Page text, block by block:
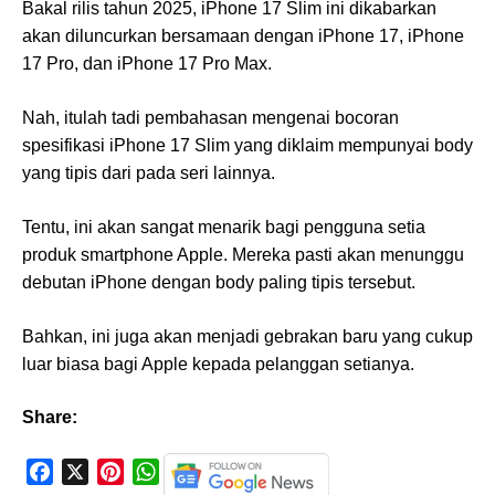
Bakal rilis tahun 2025, iPhone 17 Slim ini dikabarkan
akan diluncurkan bersamaan dengan iPhone 17, iPhone
17 Pro, dan iPhone 17 Pro Max.
Nah, itulah tadi pembahasan mengenai bocoran
spesifikasi iPhone 17 Slim yang diklaim mempunyai body
yang tipis dari pada seri lainnya.
Tentu, ini akan sangat menarik bagi pengguna setia
produk smartphone Apple. Mereka pasti akan menunggu
debutan iPhone dengan body paling tipis tersebut.
Bahkan, ini juga akan menjadi gebrakan baru yang cukup
luar biasa bagi Apple kepada pelanggan setianya.
Share:
W